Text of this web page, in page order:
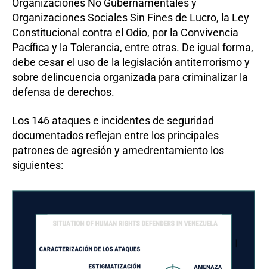
Organizaciones No Gubernamentales y
Organizaciones Sociales Sin Fines de Lucro, la Ley
Constitucional contra el Odio, por la Convivencia
Pacífica y la Tolerancia, entre otras. De igual forma,
debe cesar el uso de la legislación antiterrorismo y
sobre delincuencia organizada para criminalizar la
defensa de derechos.
Los 146 ataques e incidentes de seguridad
documentados reflejan entre los principales
patrones de agresión y amedrentamiento los
siguientes: